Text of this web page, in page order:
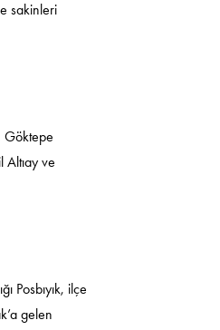
sakinleri
Göktepe
ve
Posbıyık, ilçe
gelen